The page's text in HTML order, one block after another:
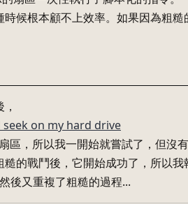
候根本顧不上效率。如果因為粗
on my hard drive
，所以我一開始就嘗試了，但沒有
的戰鬥後，它開始成功了，所以我
後又重複了粗糙的過程...